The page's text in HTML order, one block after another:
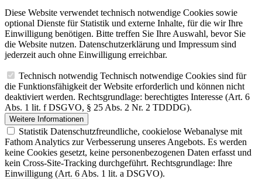
Diese Website verwendet technisch notwendige Cookies sowie
optional Dienste für Statistik und externe Inhalte, für die wir Ihre
Einwilligung benötigen. Bitte treffen Sie Ihre Auswahl, bevor Sie
die Website nutzen. Datenschutzerklärung und Impressum sind
jederzeit auch ohne Einwilligung erreichbar.
Technisch notwendig Technisch notwendige Cookies sind für
die Funktionsfähigkeit der Website erforderlich und können nicht
deaktiviert werden. Rechtsgrundlage: berechtigtes Interesse (Art. 6
Abs. 1 lit. f DSGVO, § 25 Abs. 2 Nr. 2 TDDDG).
Weitere Informationen
Statistik Datenschutzfreundliche, cookielose Webanalyse mit
Fathom Analytics zur Verbesserung unseres Angebots. Es werden
keine Cookies gesetzt, keine personenbezogenen Daten erfasst und
kein Cross-Site-Tracking durchgeführt. Rechtsgrundlage: Ihre
Einwilligung (Art. 6 Abs. 1 lit. a DSGVO).